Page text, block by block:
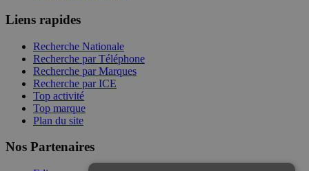
Liens rapides
Recherche Nationale
Recherche par Téléphone
Recherche par Marques
Recherche par ICE
Top activité
Top marque
Plan du site
Nos Partenaires